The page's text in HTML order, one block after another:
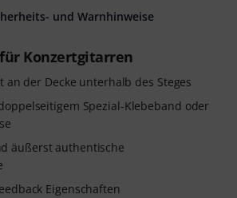
Konzertgitarren
an der Decke unterhalb des Steges
Spezial-Klebeband oder
äußerst authentische
Eigenschaften
und Warnhinweise